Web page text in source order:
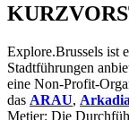
Explore.Brussels ist
Stadtführungen
eine Non-Profit-
das ARAU, Arkadia
Metier: Die